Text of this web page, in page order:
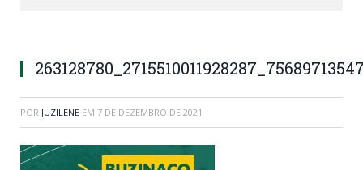
POR JUZILENE EM 7 DE DEZEMBRO DE 2021